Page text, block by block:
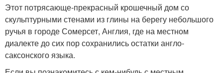
Этот потрясающе-прекрасный крошечный дом со
скульптурными стенами из глины на берегу небольшого
ручья в городе Сомерсет, Англия, где на местном
диалекте до сих пор сохранились остатки англо-
саксонского языка.